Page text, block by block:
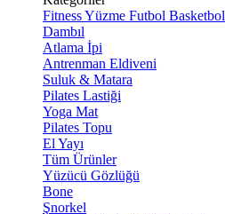
FitnessYüzme Futbol Basketbol
Dambıl
Atlama İpi
Antrenman Eldiveni
Suluk & Matara
Pilates Lastiği
Yoga Mat
Pilates Topu
El Yayı
Tüm Ürünler
Yüzücü Gözlüğü
Bone
Şnorkel